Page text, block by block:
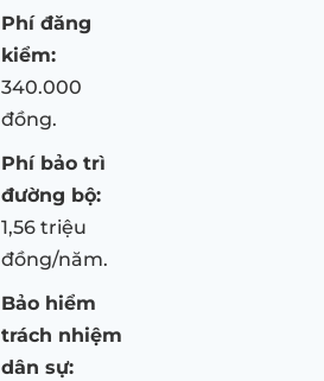
Phí đăng
kiểm:
340.000
đồng.
Phí bảo trì
đường bộ:
1,56 triệu
đồng/năm.
Bảo hiểm
trách nhiệm
dân sự: